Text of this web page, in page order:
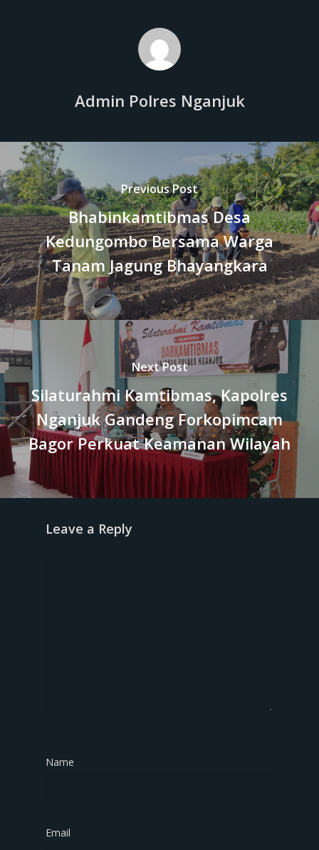
Admin Polres Nganjuk
Previous Post
Bhabinkamtibmas Desa
Kedungombo Bersama Warga
Tanam Jagung Bhayangkara
Next Post
Silaturahmi Kamtibmas, Kapolres
Nganjuk Gandeng Forkopimcam
Bagor Perkuat Keamanan Wilayah
Leave a Reply
Name
Email